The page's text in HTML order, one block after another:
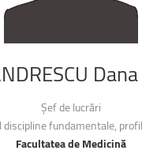
Dana
Șef de lucrări
fundamentale,
Facultatea de Medicină